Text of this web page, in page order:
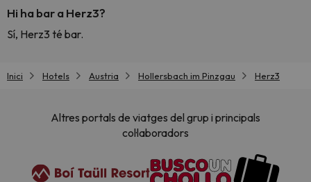
Hi ha bar a Herz3?
Sí, Herz3 té bar.
Inici Hotels Austria Hollersbach im Pinzgau Herz3
Altres portals de viatges del grup i principals
col·laboradors